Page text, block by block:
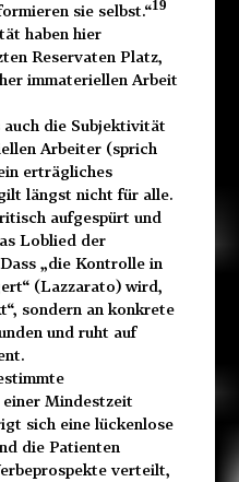
sie selbst.“19
haben hier
Reservaten Platz,
immateriellen Arbeit
auch die Subjektivität
Arbeiter (sprich
erträgliches
längst nicht für alle.
aufgespürt und
Loblied der
„die Kontrolle in
(Lazzarato) wird,
sondern an konkrete
und ruht auf
Mindestzeit
sich eine lückenlose
die Patienten
verteilt,